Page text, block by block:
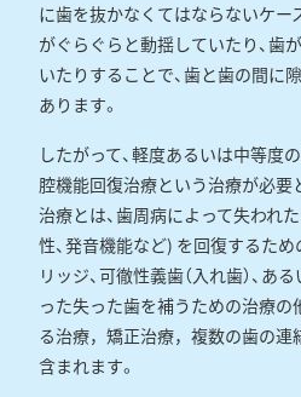
に歯を抜かなくてはならないケー
がぐらぐらと動揺していたり、歯
いたりすることで、歯と歯の間に
あります。
したがって、軽度あるいは中等度
腔機能回復治療という治療が必要
治療とは、歯周病によって失われ
性、発音機能など) を回復するた
リッジ、可徹性義歯（入れ歯）、
った失った歯を補うための治療の
る治療，矯正治療，複数の歯の連
含まれます。